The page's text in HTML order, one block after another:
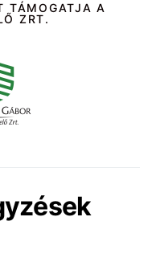
TÁMOGATJA A
ZRT.